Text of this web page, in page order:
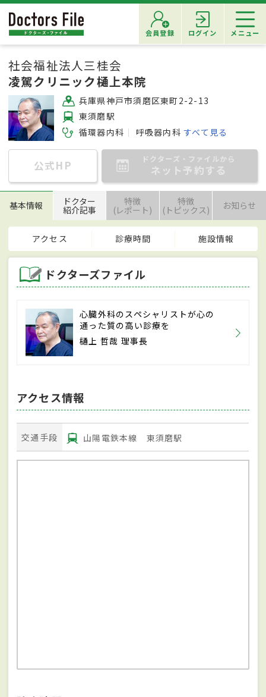
会員登録 ログイン メニュー
社会福祉法人三桂会
凌駕クリニック樋上本院
兵庫県神戸市須磨区東町2-2-13
東須磨駅
循環器内科
呼吸器内科 すべて見る
公式HP ドクターズ・ファイルから
ネット予約する
基本情報 ドクター
紹介記事
特徴
(レポート)
特徴
(トピックス) お知らせ
アクセス 診療時間 施設情報
ドクターズファイル
心臓外科のスペシャリストが心の
通った質の高い診療を
樋上 哲哉 理事長
アクセス情報
交通手段 山陽電鉄本線 東須磨駅